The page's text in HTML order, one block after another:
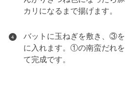
カリになるまで揚げます。
4
バットに玉ねぎを敷き、③
に入れます。①の南蛮だれ
て完成です。